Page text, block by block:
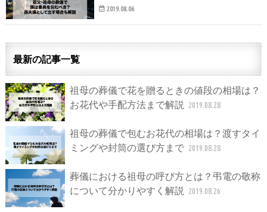
2019.08.06
最新の記事一覧
祖母の葬儀で花を贈るときの値段の相場は？
お花代や手配方法まで解説
2019.08.28
祖母の葬儀で包むお花代の相場は？渡すタイ
ミングや封筒の選び方まで 2019.08.28
葬儀における祖母の呼び方とは？弔電の敬称
について分かりやすく解説
2019.08.26